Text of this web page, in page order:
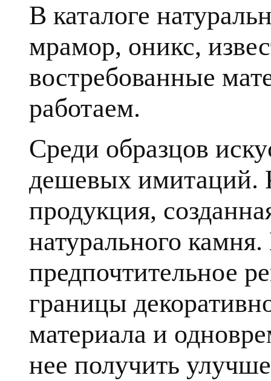
В каталоге
мрамор, оникс,
востребованные
работаем.
Среди образцов
дешевых имитаций.
продукция,
натурального
предпочтительное
границы
материала и
нее получить